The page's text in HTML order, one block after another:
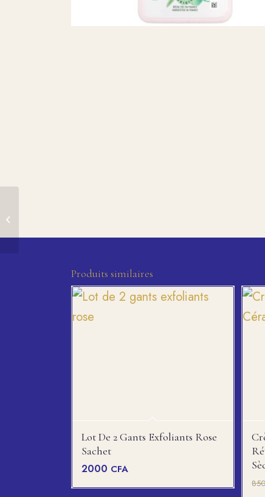
Produits similaires
Lot De 2 Gants Exfoliants Rose
Sachet
2000 CFA